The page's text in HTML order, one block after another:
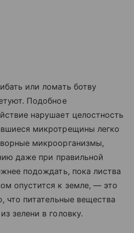
или ломать ботву
Подобное
нарушает целостность
микротрещины легко
микроорганизмы,
даже при правильной
подождать, пока листва
опустится к земле, — это
что питательные вещества
зелени в головку.